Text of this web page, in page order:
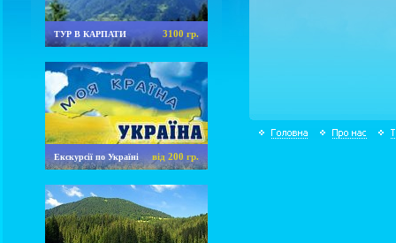
ТУР В КАРПАТИ 3100 гр.
Екскурсії по Україні від 200 гр.